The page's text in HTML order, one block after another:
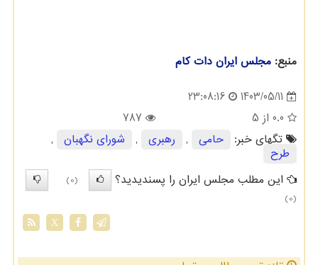
منبع: مجلس ایران دات كام
1403/05/11
23:08:16
0.0 از 5
787
تگهای خبر:
حامی , رهبری , شورای نگهبان
,
طرح
این مطلب مجلس ایران را پسندیدید؟
(0)
(0)
X